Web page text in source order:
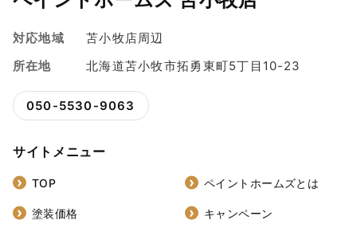
対応地域
苫小牧店周辺
所在地
北海道苫小牧市拓勇東町5丁目10-23
050-5530-9063
サイトメニュー
TOP ペイントホームズとは
塗装価格 キャンペーン